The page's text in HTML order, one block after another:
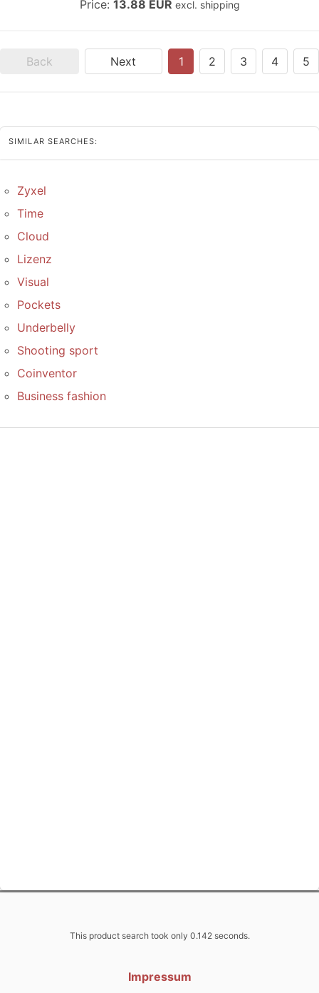
Price: 13.88 EUR excl. shipping
Back Next 1 2 3 4 5
SIMILAR SEARCHES:
Zyxel
Time
Cloud
Lizenz
Visual
Pockets
Underbelly
Shooting sport
Coinventor
Business fashion
This product search took only 0.142 seconds.
Impressum